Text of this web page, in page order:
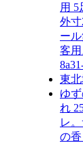
用 5
外
ー
客
東
ゆ
れ
レ
の